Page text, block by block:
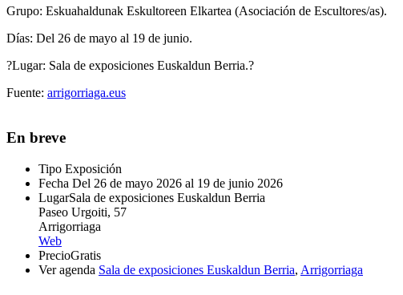
Grupo: Eskuahaldunak Eskultoreen Elkartea (Asociación de Escultores/as).
Días: Del 26 de mayo al 19 de junio.
?Lugar: Sala de exposiciones Euskaldun Berria.?
Fuente: arrigorriaga.eus
En breve
Tipo Exposición
Fecha Del 26 de mayo 2026 al 19 de junio 2026
LugarSala de exposiciones Euskaldun Berria
Paseo Urgoiti, 57
Arrigorriaga
Web
PrecioGratis
Ver agenda Sala de exposiciones Euskaldun Berria, Arrigorriaga